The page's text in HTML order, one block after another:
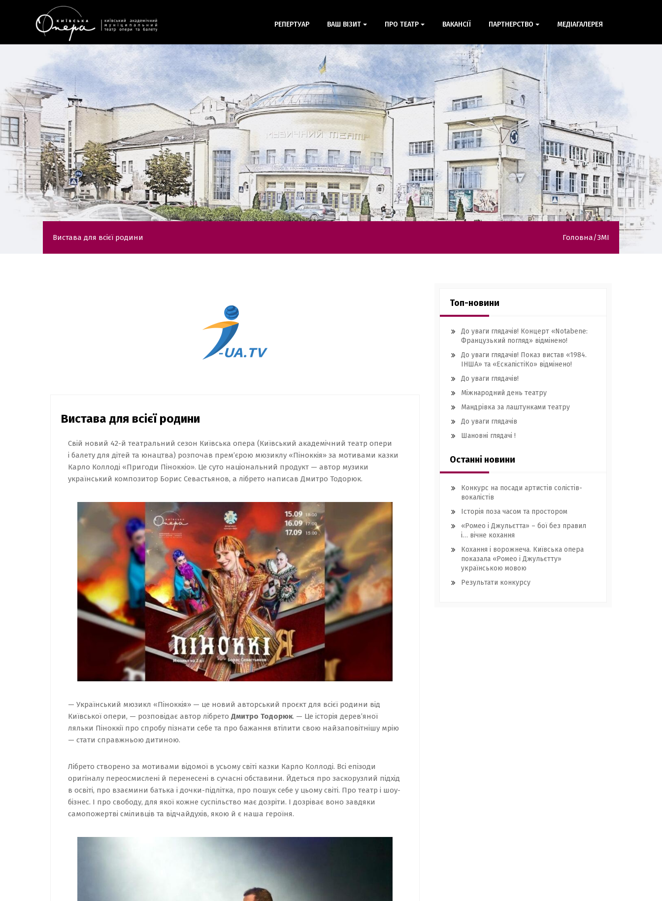
РЕПЕРТУАР ВАШ ВІЗИТ ПРО ТЕАТР ВАКАНСІЇ ПАРТНЕРСТВО МЕДІАГАЛЕРЕЯ
Вистава для всієї родини Головна ЗМІ
Вистава для всієї родини
Свій новий 42-й театральний сезон Київська опера (Київський академічний театр опери
і балету для дітей та юнацтва) розпочав прем’єрою мюзиклу «Піноккія» за мотивами казки
Карло Коллоді «Пригоди Піноккіо». Це суто національний продукт — автор музики
український композитор Борис Севастьянов, а лібрето написав Дмитро Тодорюк.
— Український мюзикл «Піноккія» — це новий авторський проєкт для всієї родини від
Київської опери, — розповідає автор лібрето Дмитро Тодорюк. — Це історія дерев’яної
ляльки Піноккії про спробу пізнати себе та про бажання втілити свою найзаповітнішу мрію
— стати справжньою дитиною.
Лібрето створено за мотивами відомої в усьому світі казки Карло Коллоді. Всі епізоди
оригіналу переосмислені й перенесені в сучасні обставини. Йдеться про заскорузлий підхід
в освіті, про взаємини батька і дочки-підлітка, про пошук себе у цьому світі. Про театр і шоу-
бізнес. І про свободу, для якої кожне суспільство має дозріти. І дозріває воно завдяки
самопожертві сміливців та відчайдухів, якою й є наша героїня.
Топ-новини
До уваги глядачів! Концерт «Notabene:
Французький погляд» відмінено!
До уваги глядачів! Показ вистав «1984.
ІНША» та «ЕскапістіКо» відмінено!
До уваги глядачів!
Міжнародний день театру
Мандрівка за лаштунками театру
До уваги глядачів
Шановні глядачі !
Останні новини
Конкурс на посади артистів солістів-
вокалістів
Історія поза часом та простором
«Ромео і Джульєтта» – бої без правил
і… вічне кохання
Кохання і ворожнеча. Київська опера
показала «Ромео і Джульєтту»
українською мовою
Результати конкурсу